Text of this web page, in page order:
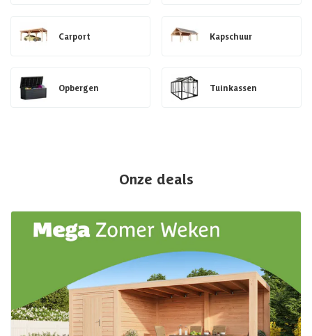
Carport Kapschuur
Opbergen Tuinkassen
Onze deals